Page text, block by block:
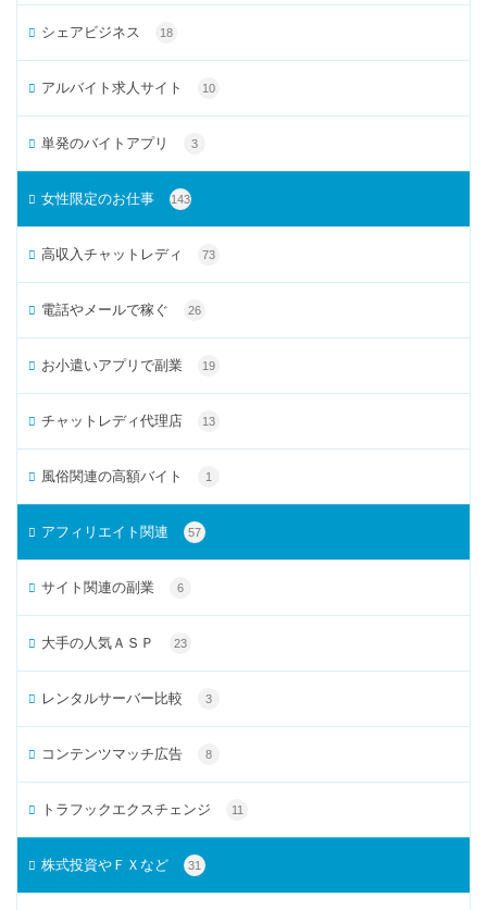
シェアビジネス 18
アルバイト求人サイト 10
単発のバイトアプリ 3
女性限定のお仕事 143
高収入チャットレディ 73
電話やメールで稼ぐ 26
お小遣いアプリで副業 19
チャットレディ代理店 13
風俗関連の高額バイト 1
アフィリエイト関連 57
サイト関連の副業 6
大手の人気ＡＳＰ 23
レンタルサーバー比較 3
コンテンツマッチ広告 8
トラフックエクスチェンジ 11
株式投資やＦＸなど 31